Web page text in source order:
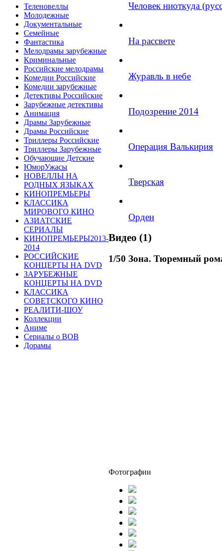
Теленовеллы
Молодежные
Документальные
Семейные
Фантастика
Мелодрамы зарубежные
Криминальные
Российские мелодрамы
Комедии Российские
Комедии зарубежные
Детективы Российские
Зарубежные детективы
Анимация
Драмы Зарубежные
Драмы Российские
Триллеры Российские
Триллеры Зарубежные
Обучающие Детские
ЮморУжасы
НОВЕЛЛЫ НА
РОДНЫХ ЯЗЫКАХ
КИНОПРЕМЬЕРЫ
КЛАССИКА
МИРОВОГО КИНО
АЗИАТСКИЕ
СЕРИАЛЫ
КИНОПРЕМЬЕРЫ2013-
2014
РОССИЙСКИЕ
КОНЦЕРТЫ НА DVD
ЗАРУБЕЖНЫЕ
КОНЦЕРТЫ НА DVD
КЛАССИКА
СОВЕТСКОГО КИНО
РЕАЛИТИ-ШОУ
Коллекции
Аниме
Сериалы о ВОВ
Дорамы
Человек ниоткуда
На рассвете
Журавль в небе
Подозрение 2014
Операция Валькирия
Тверская
Орден
Видео (1)
1/50 Зона. Тюремный
Фотографии